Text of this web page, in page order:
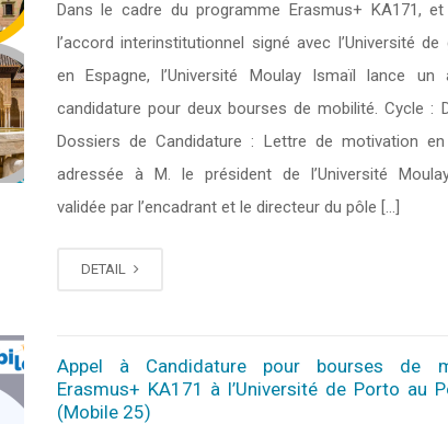
Dans le cadre du programme Erasmus+ KA171,
l’accord interinstitutionnel signé avec l’Université de
en Espagne, l’Université Moulay Ismaïl lance un
candidature pour deux bourses de mobilité. Cycle :
Dossiers de Candidature : Lettre de motivation en
adressée à M. le président de l’Université
validée par l’encadrant et le directeur du pôle […]
DETAIL
Appel à Candidature pour bourses de
Erasmus+ KA171 à l’Université de Porto au
(Mobile 25)